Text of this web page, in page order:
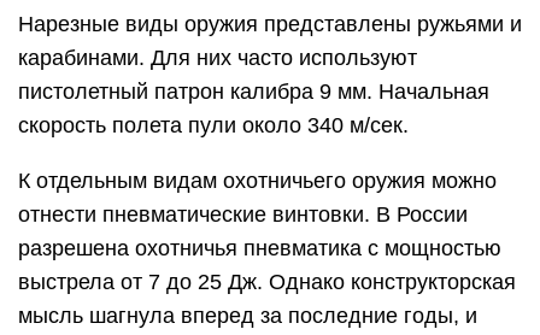
Нарезные виды оружия представлены ружьями и
карабинами. Для них часто используют
пистолетный патрон калибра 9 мм. Начальная
скорость полета пули около 340 м/сек.
К отдельным видам охотничьего оружия можно
отнести пневматические винтовки. В России
разрешена охотничья пневматика с мощностью
выстрела от 7 до 25 Дж. Однако конструкторская
мысль шагнула вперед за последние годы, и